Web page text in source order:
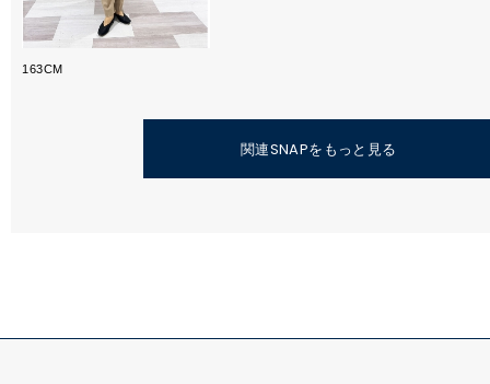
163CM
関連SNAPをもっと見る